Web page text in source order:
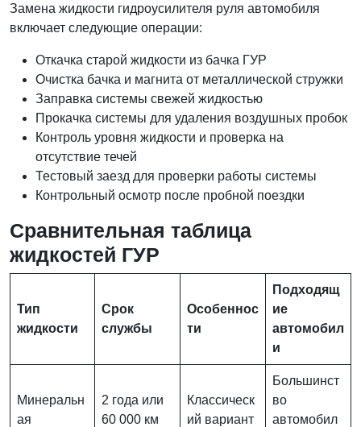
Замена жидкости гидроусилителя руля автомобиля
включает следующие операции:
Откачка старой жидкости из бачка ГУР
Очистка бачка и магнита от металлической стружки
Заправка системы свежей жидкостью
Прокачка системы для удаления воздушных пробок
Контроль уровня жидкости и проверка на
отсутствие течей
Тестовый заезд для проверки работы системы
Контрольный осмотр после пробной поездки
Сравнительная таблица
жидкостей ГУР
Тип
жидкости
Срок
службы
Особеннос
ти
Подходящ
ие
автомобил
и
Минеральн
ая
2 года или
60 000 км
Классическ
ий вариант
Большинст
во
автомобил